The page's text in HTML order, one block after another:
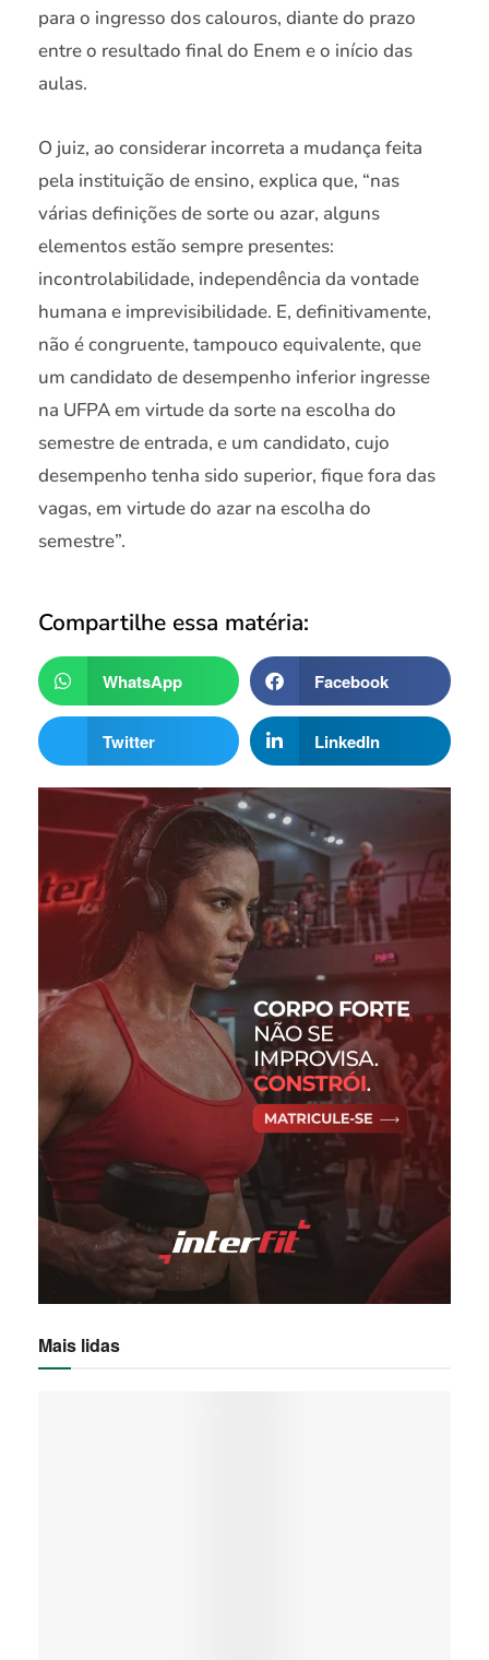
para o ingresso dos calouros, diante do prazo
entre o resultado final do Enem e o início das
aulas.
O juiz, ao considerar incorreta a mudança feita
pela instituição de ensino, explica que, “nas
várias definições de sorte ou azar, alguns
elementos estão sempre presentes:
incontrolabilidade, independência da vontade
humana e imprevisibilidade. E, definitivamente,
não é congruente, tampouco equivalente, que
um candidato de desempenho inferior ingresse
na UFPA em virtude da sorte na escolha do
semestre de entrada, e um candidato, cujo
desempenho tenha sido superior, fique fora das
vagas, em virtude do azar na escolha do
semestre”.
Compartilhe essa matéria:
WhatsApp Facebook
Twitter LinkedIn
Mais lidas